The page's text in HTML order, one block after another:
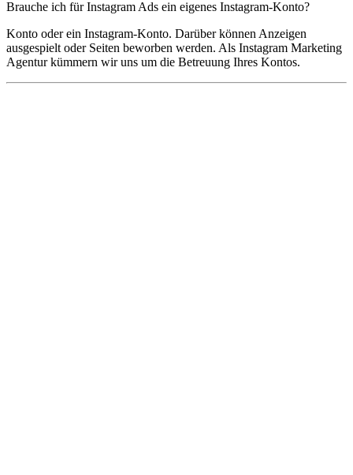
Brauche ich für Instagram Ads ein eigenes Instagram-Konto?
Konto oder ein Instagram-Konto. Darüber können Anzeigen
ausgespielt oder Seiten beworben werden. Als Instagram Marketing
Agentur kümmern wir uns um die Betreuung Ihres Kontos.